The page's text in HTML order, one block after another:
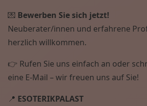
💌 Bewerben Sie sich jetzt!
Neuberater/innen und erfahrene
herzlich willkommen.
👉 Rufen Sie uns einfach an oder
eine E-Mail – wir freuen uns auf Sie!
📍 ESOTERIKPALAST